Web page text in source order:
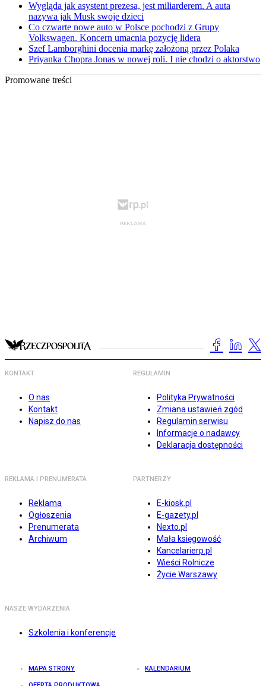
Wygląda jak asystent prezesa, jest miliarderem. A auta
nazywa jak Musk swoje dzieci
Co czwarte nowe auto w Polsce pochodzi z Grupy
Volkswagen. Koncern umacnia pozycję lidera
Szef Lamborghini docenia markę założoną przez Polaka
Priyanka Chopra Jonas w nowej roli. I nie chodzi o aktorstwo
Promowane treści
KONTAKT
O nas
Kontakt
Napisz do nas
REGULAMIN
Polityka Prywatności
Zmiana ustawień zgód
Regulamin serwisu
Informacje o nadawcy
Deklaracja dostępności
REKLAMA I PRENUMERATA
Reklama
Ogłoszenia
Prenumerata
Archiwum
PARTNERZY
E-kiosk.pl
E-gazety.pl
Nexto.pl
Mała księgowość
Kancelarierp.pl
Wieści Rolnicze
Życie Warszawy
NASZE WYDARZENIA
Szkolenia i konferencje
MAPA STRONY KALENDARIUM